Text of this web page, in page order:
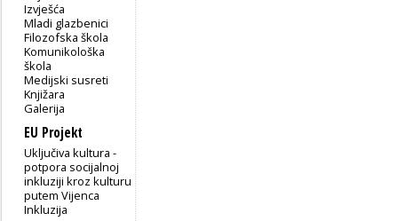
Izvješća
Mladi glazbenici
Filozofska škola
Komunikološka
škola
Medijski susreti
Knjižara
Galerija
EU Projekt
Uključiva kultura -
potpora socijalnoj
inkluziji kroz kulturu
putem Vijenca
Inkluzija